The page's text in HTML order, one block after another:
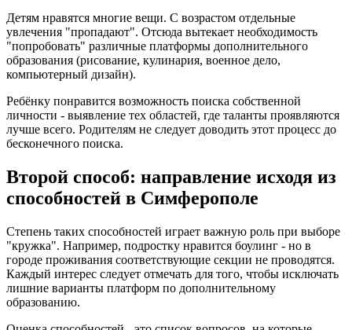
Детям нравятся многие вещи. С возрастом отдельные
увлечения "пропадают". Отсюда вытекает необходимость
"попробовать" различные платформы дополнительного
образования (рисование, кулинария, военное дело,
компьютерный дизайн).
Ребёнку понравится возможность поиска собственной
личности - выявление тех областей, где таланты проявляются
лучше всего. Родителям не следует доводить этот процесс до
бесконечного поиска.
Второй способ: направление исходя из
способностей в Симферополе
Степень таких способностей играет важную роль при выборе
"кружка". Например, подростку нравится боулинг - но в
городе проживания соответствующие секции не проводятся.
Каждый интерес следует отмечать для того, чтобы исключать
лишние варианты платформ по дополнительному
образованию.